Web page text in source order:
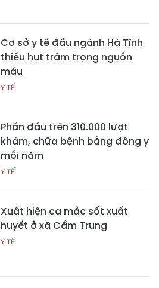
Cơ sở y tế đầu ngành Hà Tĩnh
thiếu hụt trầm trọng nguồn
máu
Y TẾ
Phấn đấu trên 310.000 lượt
khám, chữa bệnh bằng đông y
mỗi năm
Y TẾ
Xuất hiện ca mắc sốt xuất
huyết ở xã Cẩm Trung
Y TẾ